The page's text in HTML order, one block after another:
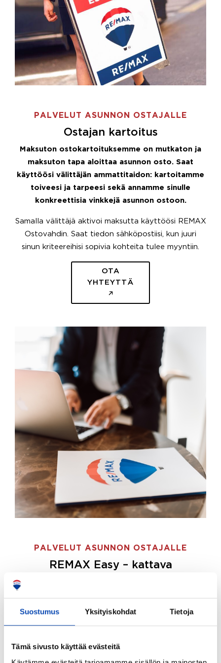
Suostumus Yksityiskohdat Tietoja
Tämä sivusto käyttää evästeitä
PALVELUT ASUNNON OSTAJALLE
Ostajan kartoitus
Maksuton ostokartoituksemme on mutkaton ja
maksuton tapa aloittaa asunnon osto. Saat
käyttöösi välittäjän ammattitaidon: kartoitamme
toiveesi ja tarpeesi sekä annamme sinulle
konkreettisia vinkkejä asunnon ostoon.
Samalla välittäjä aktivoi maksutta käyttöösi REMAX
Ostovahdin. Saat tiedon sähköpostiisi, kun juuri
sinun kriteereihisi sopivia kohteita tulee myyntiin.
OTA
YHTEYTTÄ
PALVELUT ASUNNON OSTAJALLE
REMAX Easy – kattava
ostajille.
Tee ostotoimeksianto ja etsimme juuri